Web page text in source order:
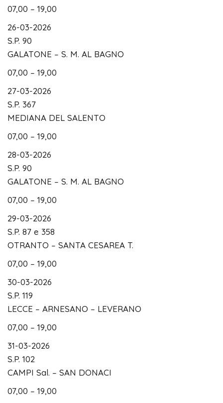
07,00 – 19,00
26-03-2026
S.P. 90
GALATONE – S. M. AL BAGNO
07,00 – 19,00
27-03-2026
S.P. 367
MEDIANA DEL SALENTO
07,00 – 19,00
28-03-2026
S.P. 90
GALATONE – S. M. AL BAGNO
07,00 – 19,00
29-03-2026
S.P. 87 e 358
OTRANTO – SANTA CESAREA T.
07,00 – 19,00
30-03-2026
S.P. 119
LECCE – ARNESANO – LEVERANO
07,00 – 19,00
31-03-2026
S.P. 102
CAMPI Sal. – SAN DONACI
07,00 – 19,00